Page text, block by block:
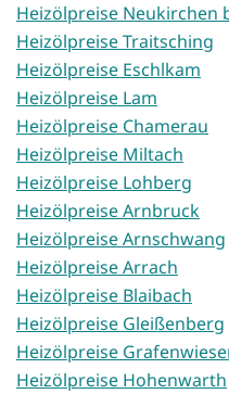
Heizölpreise Neukirchen
Heizölpreise Traitsching
Heizölpreise Eschlkam
Heizölpreise Lam
Heizölpreise Chamerau
Heizölpreise Miltach
Heizölpreise Lohberg
Heizölpreise Arnbruck
Heizölpreise Arnschwang
Heizölpreise Arrach
Heizölpreise Blaibach
Heizölpreise Gleißenberg
Heizölpreise
Heizölpreise Hohenwarth